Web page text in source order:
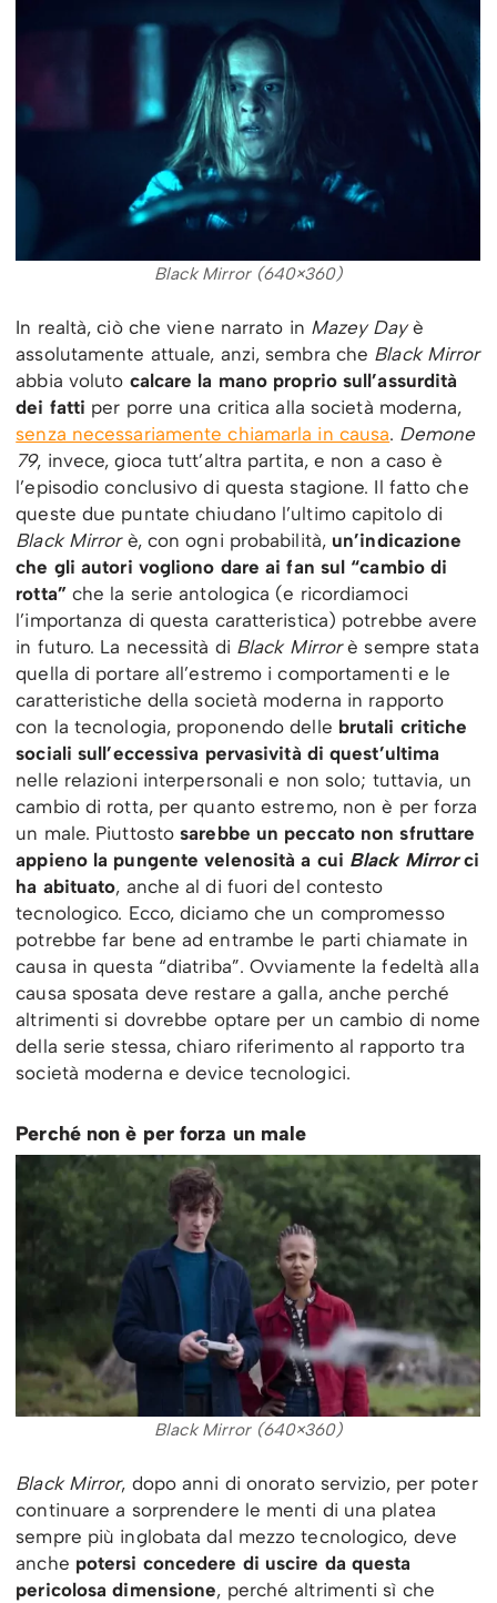
Black Mirror (640×360)
In realtà, ciò che viene narrato in Mazey Dayè
assolutamente attuale, anzi, sembra che Black Mirror
abbia voluto calcare la mano proprio sull’assurdità
dei fatti per porre una critica alla società moderna,
senza necessariamente chiamarla in causa. Demone
79, invece, gioca tutt’altra partita, e non a caso è
l’episodio conclusivo di questa stagione. Il fatto che
queste due puntate chiudano l’ultimo capitolo di
Black Mirrorè, con ogni probabilità, un’indicazione
che gli autori vogliono dare ai fan sul “cambio di
rotta”che la serie antologica (e ricordiamoci
l’importanza di questa caratteristica) potrebbe avere
in futuro. La necessità di Black Mirrorè sempre stata
quella di portare all’estremo i comportamenti e le
caratteristiche della società moderna in rapporto
con la tecnologia, proponendo delle brutali critiche
sociali sull’eccessiva pervasività di quest’ultima
nelle relazioni interpersonali e non solo; tuttavia, un
cambio di rotta, per quanto estremo, non è per forza
un male. Piuttostosarebbe un peccato non sfruttare
appieno la pungente velenosità a cui Black Mirrorci
ha abituato, anche al di fuori del contesto
tecnologico. Ecco, diciamo che un compromesso
potrebbe far bene ad entrambe le parti chiamate in
causa in questa “diatriba”. Ovviamente la fedeltà alla
causa sposata deve restare a galla, anche perché
altrimenti si dovrebbe optare per un cambio di nome
della serie stessa, chiaro riferimento al rapporto tra
società moderna e device tecnologici.
Perché non è per forza un male
Black Mirror (640×360)
Black Mirror, dopo anni di onorato servizio, per poter
continuare a sorprendere le menti di una platea
sempre più inglobata dal mezzo tecnologico, deve
anche potersi concedere di uscire da questa
pericolosa dimensione, perché altrimenti sì che